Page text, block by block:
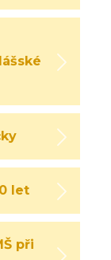
let
při